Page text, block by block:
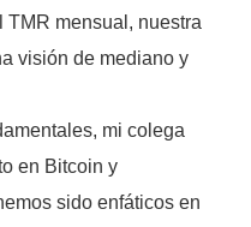
mensual, nuestra
visión de mediano y
mi colega
en Bitcoin y
sido enfáticos en